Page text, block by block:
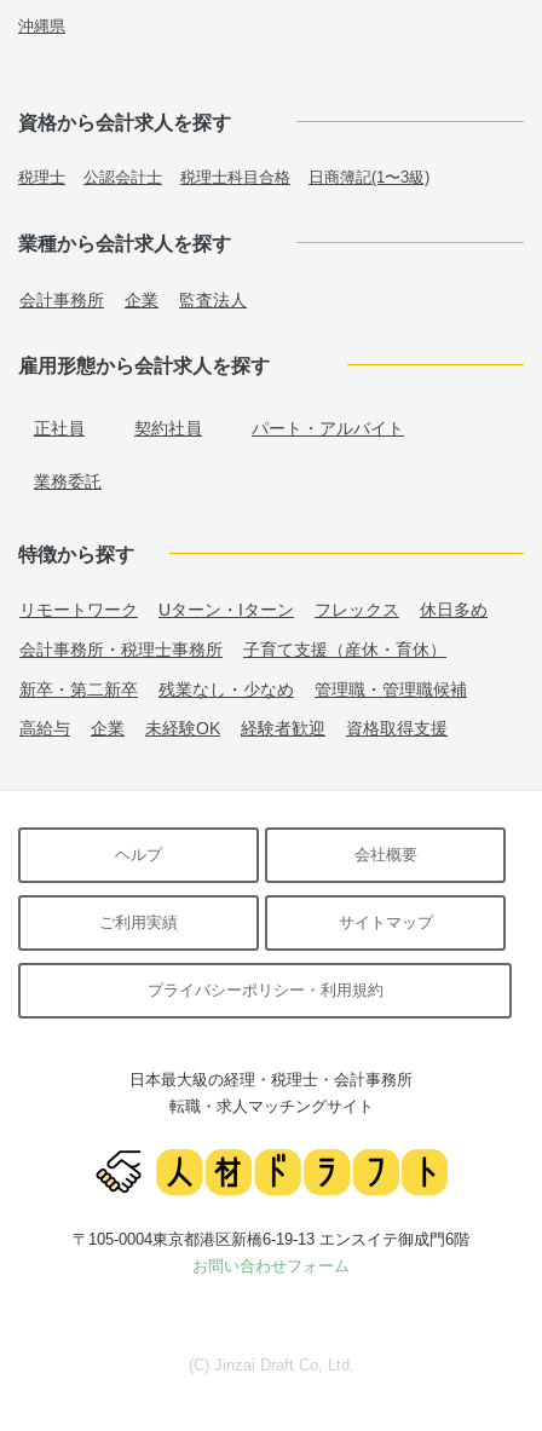
沖縄県
資格から会計求人を探す
税理士 公認会計士 税理士科目合格 日商簿記(1〜3級)
業種から会計求人を探す
会計事務所 企業 監査法人
雇用形態から会計求人を探す
正社員 契約社員 パート・アルバイト
業務委託
特徴から探す
リモートワーク Uターン・Iターン フレックス 休日多め
会計事務所・税理士事務所 子育て支援（産休・育休）
新卒・第二新卒 残業なし・少なめ 管理職・管理職候補
高給与 企業 未経験OK 経験者歓迎 資格取得支援
ヘルプ 会社概要
ご利用実績 サイトマップ
プライバシーポリシー・利用規約
日本最大級の経理・税理士・会計事務所
転職・求人マッチングサイト
〒105-0004東京都港区新橋6-19-13 エンスイテ御成門6階
お問い合わせフォーム
(C) Jinzai Draft Co, Ltd.